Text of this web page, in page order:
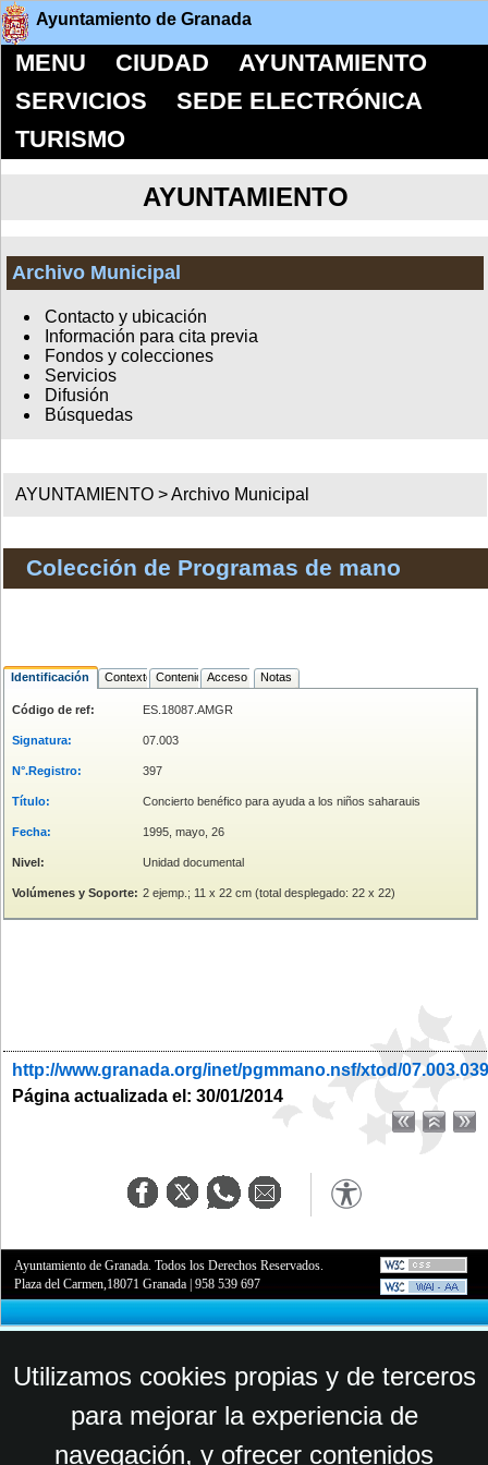
Ayuntamiento de Granada
MENU CIUDAD
AYUNTAMIENTO
SERVICIOS
SEDE ELECTRÓNICA
TURISMO
AYUNTAMIENTO
Archivo Municipal
Contacto y ubicación
Información para cita previa
Fondos y colecciones
Servicios
Difusión
Búsquedas
AYUNTAMIENTO >Archivo Municipal
Colección de Programas de mano
Identificación Contexto ContenidoAcceso Notas
Código de ref: ES.18087.AMGR
Signatura: 07.003
N°.Registro: 397
Título: Concierto benéfico para ayuda a los niños saharauis
Fecha: 1995, mayo, 26
Nivel: Unidad documental
Volúmenes y Soporte: 2 ejemp.; 11 x 22 cm (total desplegado: 22 x 22)
http://www.granada.org/inet/pgmmano.nsf/xtod/
Página actualizada el: 30/01/2014
Ayuntamiento de Granada. Todos los Derechos Reservados.
Plaza del Carmen,18071 Granada |958 539 697
Utilizamos cookies propias y de terceros
para mejorar la experiencia de
navegación, y ofrecer contenidos